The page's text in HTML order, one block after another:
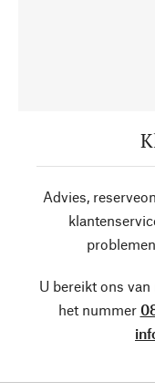
Advies,
U bereikt ons
het nummer